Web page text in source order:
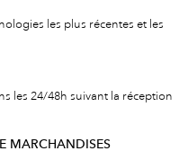
les plus récentes et les
les 24/48h suivant la réception
MARCHANDISES